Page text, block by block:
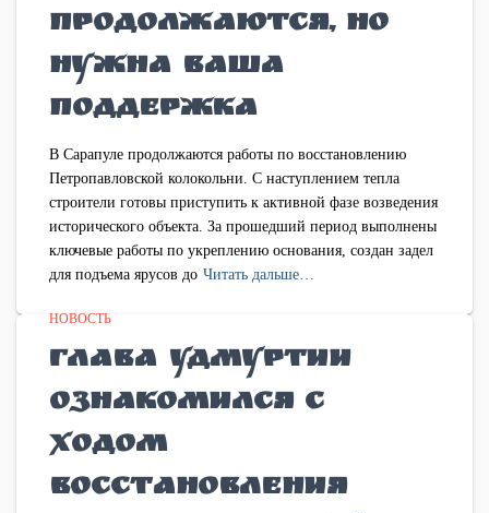
продолжаются, но
нужна ваша
поддержка
В Сарапуле продолжаются работы по восстановлению
Петропавловской колокольни. С наступлением тепла
строители готовы приступить к активной фазе возведения
исторического объекта. За прошедший период выполнены
ключевые работы по укреплению основания, создан задел
для подъема ярусов до Читать дальше…
НОВОСТЬ
Глава Удмуртии
ознакомился с
ходом
восстановления